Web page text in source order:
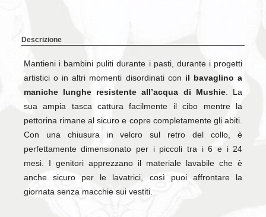
Descrizione
Mantieni i bambini puliti durante i pasti, durante i progetti
artistici o in altri momenti disordinati con il bavaglino a
maniche lunghe resistente all’acqua di Mushie. La
sua ampia tasca cattura facilmente il cibo mentre la
pettorina rimane al sicuro e copre completamente gli abiti.
Con una chiusura in velcro sul retro del collo, è
perfettamente dimensionato per i piccoli tra i 6 e i 24
mesi. I genitori apprezzano il materiale lavabile che è
anche sicuro per le lavatrici, così puoi affrontare la
giornata senza macchie sui vestiti.